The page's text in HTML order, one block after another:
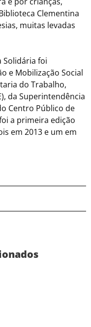
Clementina
muitas levadas
Solidária foi
e Mobilização Social
do Trabalho,
da Superintendência
Centro Público de
a primeira edição
em 2013 e um em